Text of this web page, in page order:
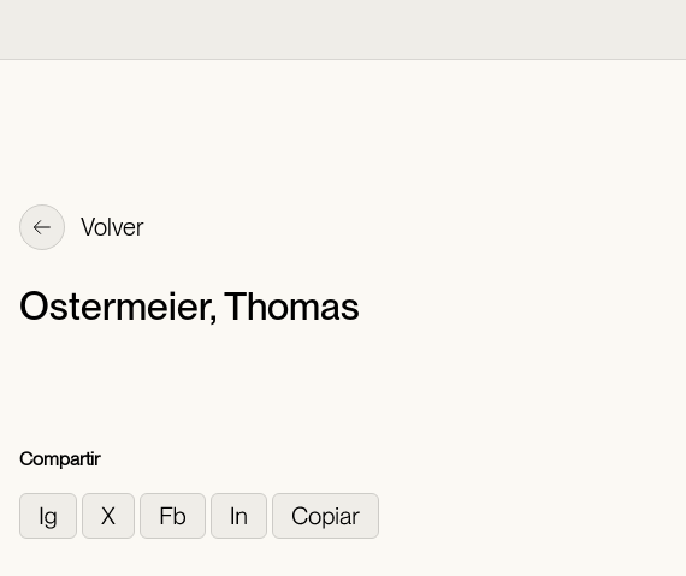
Volver
Ostermeier, Thomas
Compartir